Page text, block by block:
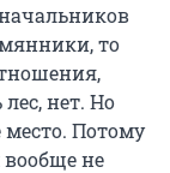
то
нет. Но
Потому
вообще не